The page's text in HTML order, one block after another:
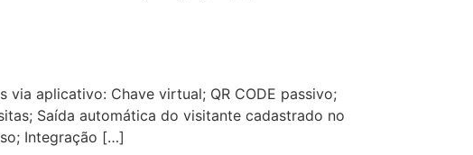
aplicativo: Chave virtual; QR CODE passivo;
Saída automática do visitante cadastrado no
Integração […]